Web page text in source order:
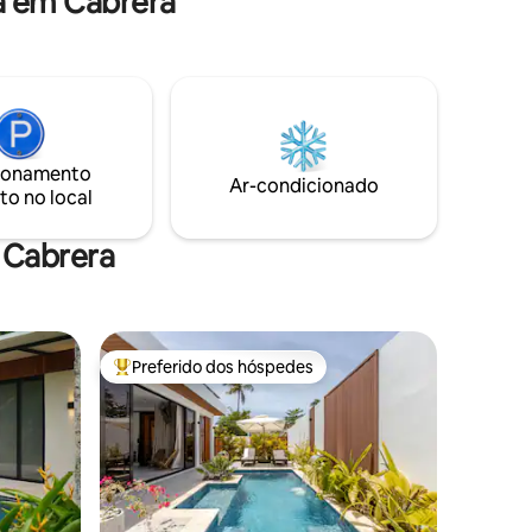
no local
Ar-condicionado
Entre os melhores preferidos dos hóspedes
Preferido dos hóspedes